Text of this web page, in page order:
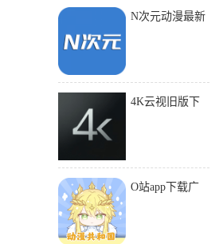
N次元动漫最新
4K云视旧版下
O站app下载广